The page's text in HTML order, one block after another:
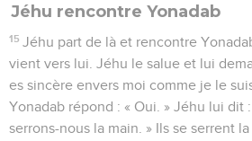
Jéhu rencontre Yonadab
15 Jéhu part de là et rencontre
vient vers lui. Jéhu le salue et lui
es sincère envers moi comme je le
Yonadab répond : « Oui. » Jéhu lui dit :
serrons-nous la main. » Ils se serrent